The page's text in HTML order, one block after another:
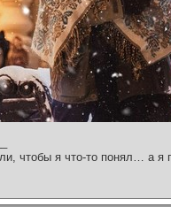
чтобы я что-то понял… а